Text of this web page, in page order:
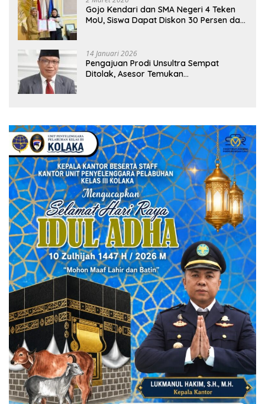
Gojo Kendari dan SMA Negeri 4 Teken
MoU, Siswa Dapat Diskon 30 Persen dan
14 Januari 2026
Pengajuan Prodi Unsultra Sempat
Ditolak, Asesor Temukan